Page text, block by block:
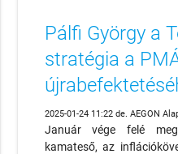
Pálfi György a
stratégia a
2025-01-24 11:22 de. AEGON
Január vége felé
kamateső, az